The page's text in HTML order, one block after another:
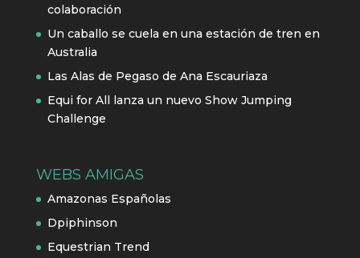
colaboración
Un caballo se cuela en una estación de tren en
Australia
Las Alas de Pegaso de Ana Escauriaza
Equi for All lanza un nuevo Show Jumping
Challenge
WEBS AMIGAS
Amazonas Españolas
Dpiphinson
Equestrian Trend